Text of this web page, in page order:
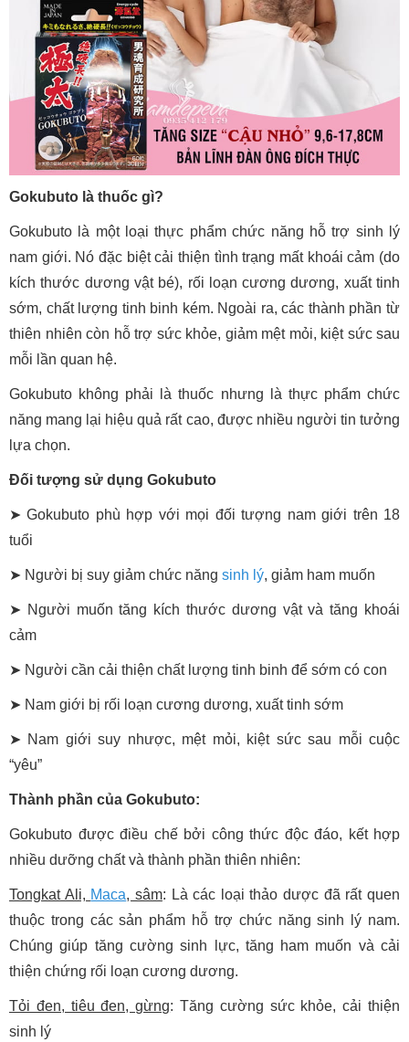
Gokubuto là thuốc gì?
Gokubuto là một loại thực phẩm chức năng hỗ trợ sinh lý
nam giới. Nó đặc biệt cải thiện tình trạng mất khoái cảm (do
kích thước dương vật bé), rối loạn cương dương, xuất tinh
sớm, chất lượng tinh binh kém. Ngoài ra, các thành phần từ
thiên nhiên còn hỗ trợ sức khỏe, giảm mệt mỏi, kiệt sức sau
mỗi lần quan hệ.
Gokubuto không phải là thuốc nhưng là thực phẩm chức
năng mang lại hiệu quả rất cao, được nhiều người tin tưởng
lựa chọn.
Đối tượng sử dụng Gokubuto
➤ Gokubuto phù hợp với mọi đối tượng nam giới trên 18
tuổi
➤ Người bị suy giảm chức năng sinh lý, giảm ham muốn
➤ Người muốn tăng kích thước dương vật và tăng khoái
cảm
➤ Người cần cải thiện chất lượng tinh binh để sớm có con
➤ Nam giới bị rối loạn cương dương, xuất tinh sớm
➤ Nam giới suy nhược, mệt mỏi, kiệt sức sau mỗi cuộc
“yêu”
Thành phần của Gokubuto:
Gokubuto được điều chế bởi công thức độc đáo, kết hợp
nhiều dưỡng chất và thành phần thiên nhiên:
Tongkat Ali, Maca, sâm: Là các loại thảo dược đã rất quen
thuộc trong các sản phẩm hỗ trợ chức năng sinh lý nam.
Chúng giúp tăng cường sinh lực, tăng ham muốn và cải
thiện chứng rối loạn cương dương.
Tỏi đen, tiêu đen, gừng: Tăng cường sức khỏe, cải thiện
sinh lý